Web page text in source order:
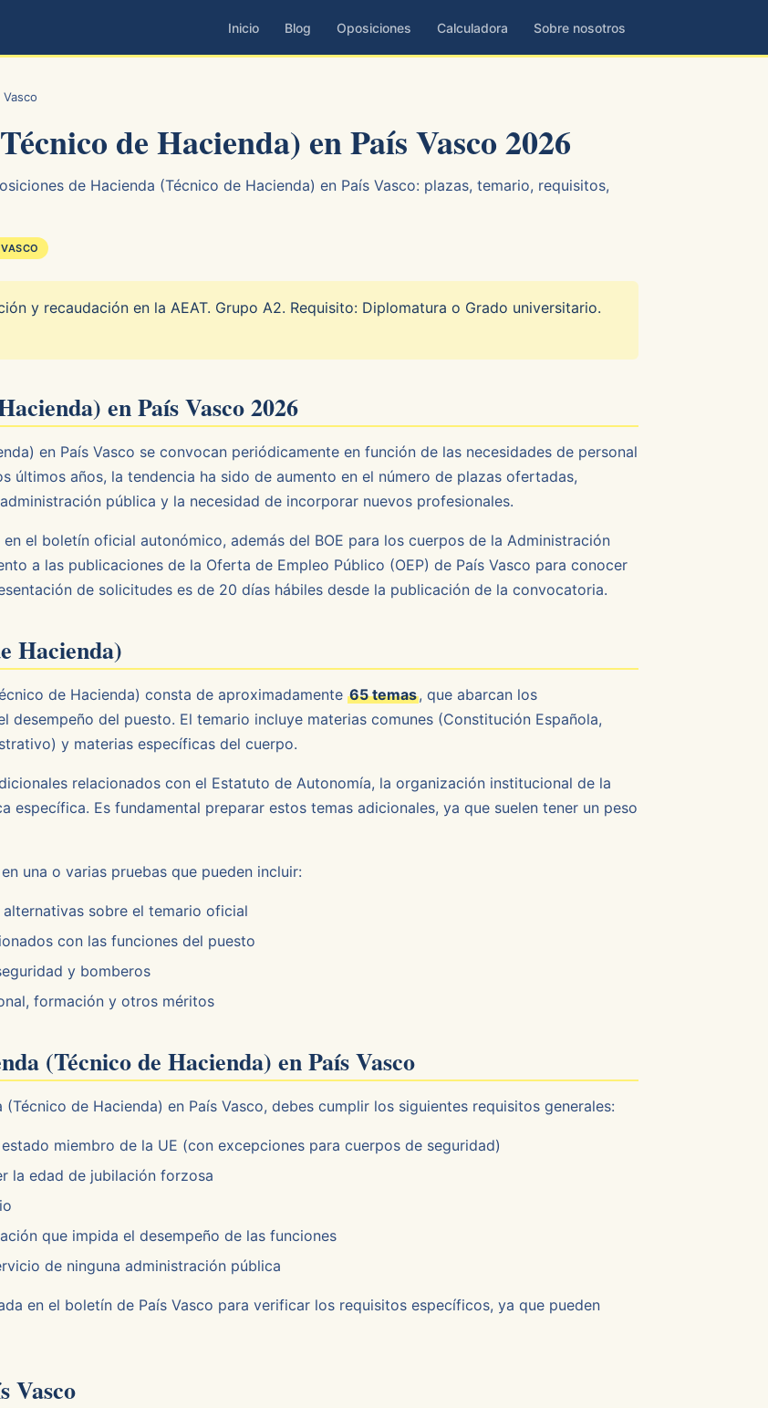
Inicio Blog Oposiciones Calculadora Sobre nosotros
de Hacienda) en País Vasco 2026
de Hacienda (Técnico de Hacienda) en País Vasco: plazas, temario, requisitos,
y recaudación en la AEAT. Grupo A2. Requisito: Diplomatura o Grado universitario.
en País Vasco 2026
en País Vasco se convocan periódicamente en función de las necesidades de personal
últimos años, la tendencia ha sido de aumento en el número de plazas ofertadas,
pública y la necesidad de incorporar nuevos profesionales.
el boletín oficial autonómico, además del BOE para los cuerpos de la Administración
a las publicaciones de la Oferta de Empleo Público (OEP) de País Vasco para conocer
de solicitudes es de 20 días hábiles desde la publicación de la convocatoria.
Hacienda)
de Hacienda) consta de aproximadamente 65 temas, que abarcan los
desempeño del puesto. El temario incluye materias comunes (Constitución Española,
y materias específicas del cuerpo.
relacionados con el Estatuto de Autonomía, la organización institucional de la
específica. Es fundamental preparar estos temas adicionales, ya que suelen tener un peso
una o varias pruebas que pueden incluir:
sobre el temario oficial
con las funciones del puesto
y bomberos
formación y otros méritos
(Técnico de Hacienda) en País Vasco
de Hacienda) en País Vasco, debes cumplir los siguientes requisitos generales:
miembro de la UE (con excepciones para cuerpos de seguridad)
la edad de jubilación forzosa
que impida el desempeño de las funciones
de ninguna administración pública
en el boletín de País Vasco para verificar los requisitos específicos, ya que pueden
Vasco